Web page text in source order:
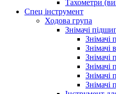
Тахометри
Спец інструмент
Ходова група
Знімачі
Знімачі
Знімачі
Знімачі
Знімачі
Знімачі
Знімачі